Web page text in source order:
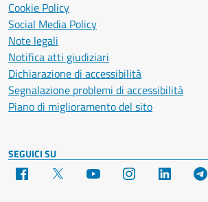
Cookie Policy
Social Media Policy
Note legali
Notifica atti giudiziari
Dichiarazione di accessibilità
Segnalazione problemi di accessibilità
Piano di miglioramento del sito
SEGUICI SU
Facebook YouTube Instagram LinkedIn